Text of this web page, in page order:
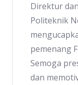
Direktur
Politeknik
pemenang
Semoga
dan